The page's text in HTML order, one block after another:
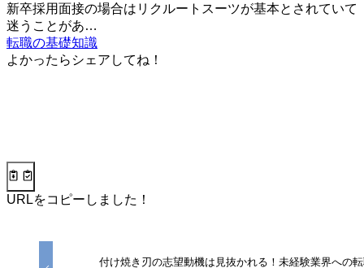
新卒採用面接の場合はリクルートスーツが基本とされていて
迷うことがあ…
転職の基礎知識
よかったらシェアしてね！
URLをコピーしました！
付け焼き刃の志望動機は見抜かれる！未経験業界への